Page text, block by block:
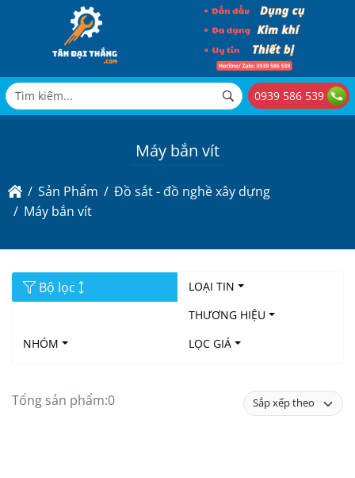
0939 586 539
Máy bắn vít
Sản Phẩm
Đồ sắt - đồ nghề xây dựng
Máy bắn vít
Bộ lọc
LOẠI TIN
THƯƠNG HIỆU
NHÓM
LỌC GIÁ
Tổng sản phẩm:0